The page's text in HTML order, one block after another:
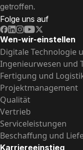
getroffen.
Folge uns auf
Wen-wir-einstellen
Digitale Technologie
Ingenieurwesen und
Fertigung und
Projektmanagement
Qualität
Vertrieb
Serviceleistungen
Beschaffung und
Karriereeinstieg